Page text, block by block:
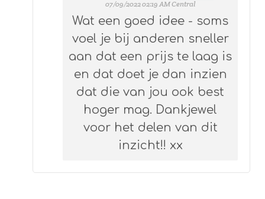
07/09/2022 02:19 AM Central
Wat een goed idee - soms
voel je bij anderen sneller
aan dat een prijs te laag is
en dat doet je dan inzien
dat die van jou ook best
hoger mag. Dankjewel
voor het delen van dit
inzicht!! xx